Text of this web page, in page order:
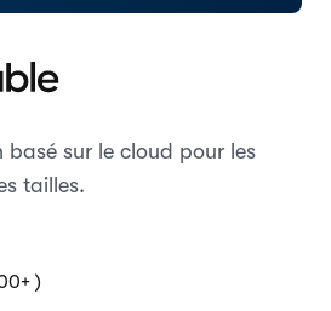
basé sur le cloud pour les
tailles.
)